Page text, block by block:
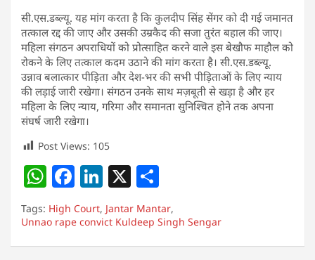
सी.एस.डब्ल्यू. यह मांग करता है कि कुलदीप सिंह सेंगर को दी गई जमानत
तत्काल रद्द की जाए और उसकी उम्रकैद की सजा तुरंत बहाल की जाए।
महिला संगठन अपराधियों को प्रोत्साहित करने वाले इस बेखौफ माहौल को
रोकने के लिए तत्काल कदम उठाने की मांग करता है। सी.एस.डब्ल्यू.
उन्नाव बलात्कार पीड़िता और देश-भर की सभी पीड़िताओं के लिए न्याय
की लड़ाई जारी रखेगा। संगठन उनके साथ मज़बूती से खड़ा है और हर
महिला के लिए न्याय, गरिमा और समानता सुनिश्चित होने तक अपना
संघर्ष जारी रखेगा।
Post Views: 105
W
h
at
s
F
a
c
e
Li
n
k
e
X
h
ar
e
Tags: High Court, Jantar Mantar,
Unnao rape convict Kuldeep Singh Sengar